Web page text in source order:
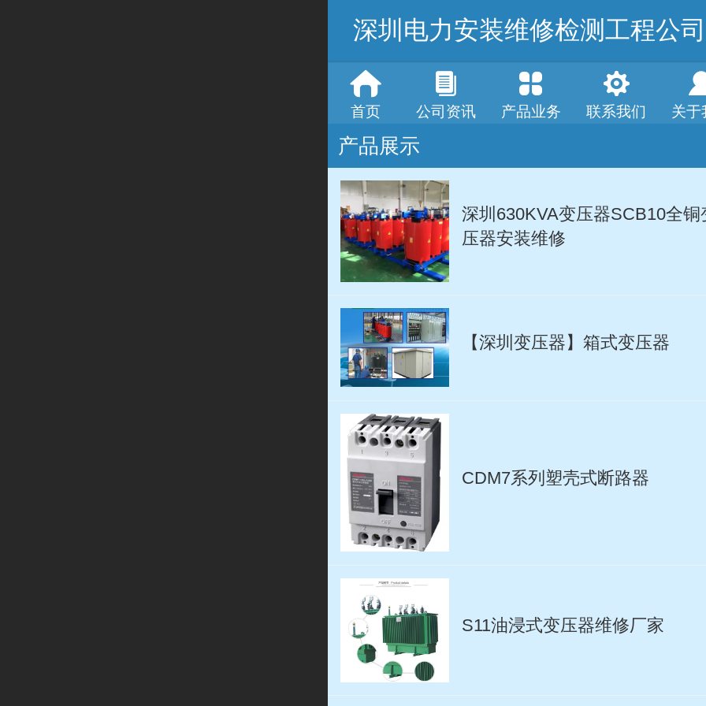
深圳电力安装维修检测工程公司
首页 公司资讯 产品业务 联系我们 关于
产品展示
深圳630KVA变压器SCB10全铜
压器安装维修
【深圳变压器】箱式变压器
CDM7系列塑壳式断路器
S11油浸式变压器维修厂家